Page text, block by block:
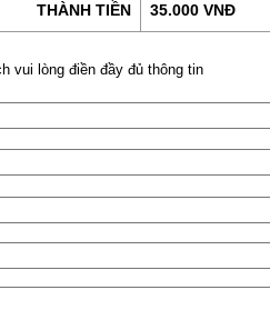
THÀNH TIỀN 35.000 VNĐ
vui lòng điền đầy đủ thông tin